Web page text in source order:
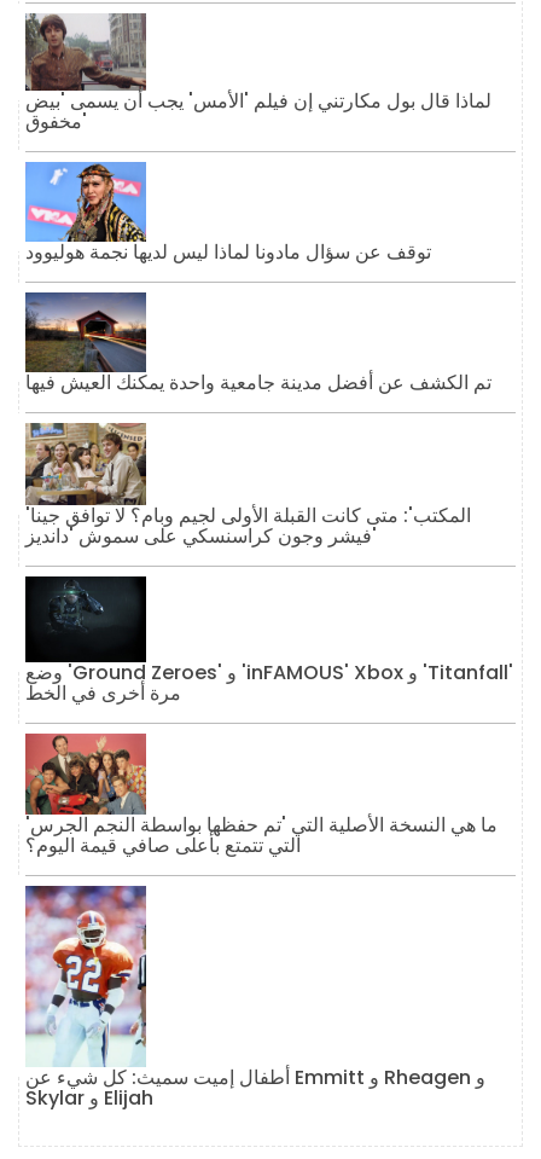
لماذا قال بول مكارتني إن فيلم 'الأمس' يجب أن يسمى 'بيض
مخفوق'
توقف عن سؤال مادونا لماذا ليس لديها نجمة هوليوود
تم الكشف عن أفضل مدينة جامعية واحدة يمكنك العيش فيها
'المكتب': متى كانت القبلة الأولى لجيم وبام؟ لا توافق جينا
فيشر وجون كراسنسكي على سموش 'دانديز'
وضع 'Ground Zeroes' و 'inFAMOUS' Xbox و 'Titanfall'
مرة أخرى في الخط
ما هي النسخة الأصلية التي 'تم حفظها بواسطة النجم الجرس'
التي تتمتع بأعلى صافي قيمة اليوم؟
أطفال إميت سميث: كل شيء عن Emmitt و Rheagen و
Skylar و Elijah